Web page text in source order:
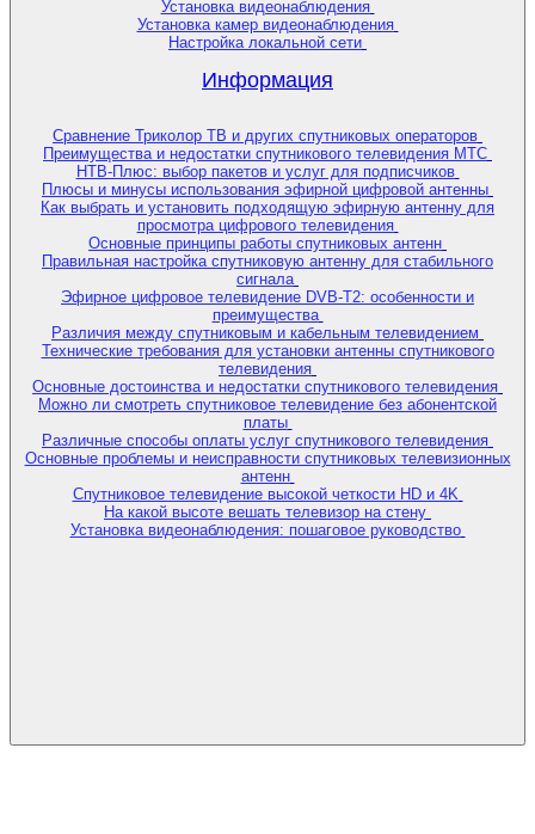
Установка видеонаблюдения
Установка камер видеонаблюдения
Настройка локальной сети
Информация
Сравнение Триколор ТВ и других спутниковых операторов
Преимущества и недостатки спутникового телевидения МТС
НТВ-Плюс: выбор пакетов и услуг для подписчиков
Плюсы и минусы использования эфирной цифровой антенны
Как выбрать и установить подходящую эфирную антенну для
просмотра цифрового телевидения
Основные принципы работы спутниковых антенн
Правильная настройка спутниковую антенну для стабильного
сигнала
Эфирное цифровое телевидение DVB-T2: особенности и
преимущества
Различия между спутниковым и кабельным телевидением
Технические требования для установки антенны спутникового
телевидения
Основные достоинства и недостатки спутникового телевидения
Можно ли смотреть спутниковое телевидение без абонентской
платы
Различные способы оплаты услуг спутникового телевидения
Основные проблемы и неисправности спутниковых телевизионных
антенн
Спутниковое телевидение высокой четкости HD и 4K
На какой высоте вешать телевизор на стену
Установка видеонаблюдения: пошаговое руководство